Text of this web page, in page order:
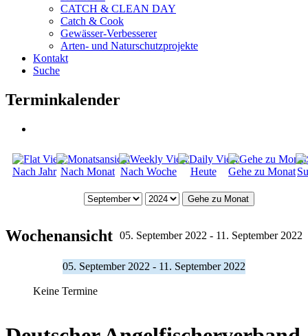
CATCH & CLEAN DAY
Catch & Cook
Gewässer-Verbesserer
Arten- und Naturschutzprojekte
Kontakt
Suche
Terminkalender
Nach Jahr Nach Monat Nach Woche Heute Gehe zu Monat
Gehe zu Monat
Wochenansicht 05. September 2022 - 11. September 2022
05. September 2022 - 11. September 2022
Keine Termine